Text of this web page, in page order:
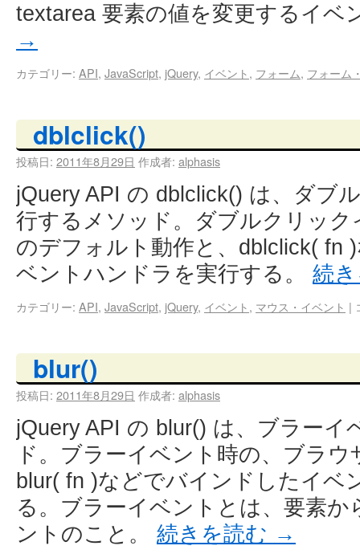
textarea 要素の値を変更するイベ
→
カテゴリー: API, JavaScript, jQuery, イベント, フォーム, フォーム
dblclick()
投稿日: 2011年8月29日 作成者: alphasis
jQuery API の dblclick() は、ダブ
行するメソッド。ダブルクリッ
のデフォルト動作と、dblclick( fn
ベントハンドラを実行する。 続
カテゴリー: API, JavaScript, jQuery, イベント, マウス・イベント |
blur()
投稿日: 2011年8月29日 作成者: alphasis
jQuery API の blur() は、ブラーイ
ド。ブラーイベント時の、ブラ
blur( fn )などでバインドしたイベ
る。ブラーイベントとは、要素
ントのこと。 続きを読む →